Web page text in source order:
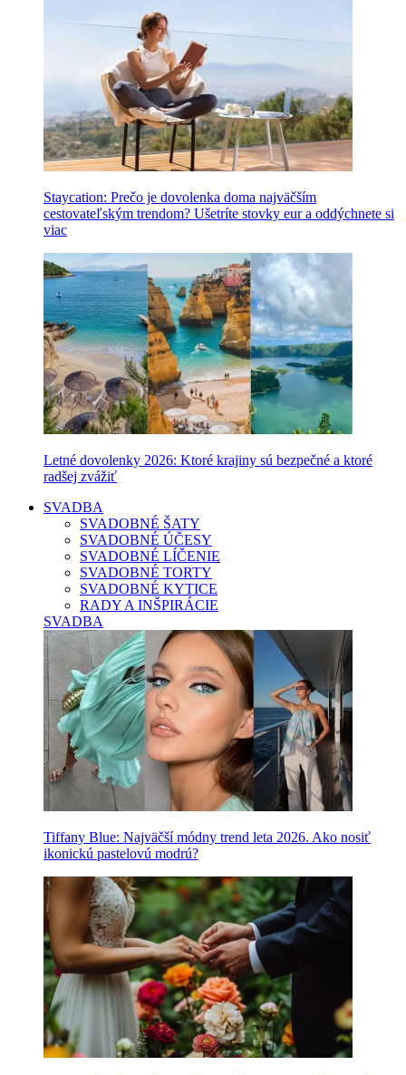
Staycation: Prečo je dovolenka doma najväčším
cestovateľským trendom? Ušetríte stovky eur a oddýchnete si
viac
Letné dovolenky 2026: Ktoré krajiny sú bezpečné a ktoré
radšej zvážiť
SVADBA
SVADOBNÉ ŠATY
SVADOBNÉ ÚČESY
SVADOBNÉ LÍČENIE
SVADOBNÉ TORTY
SVADOBNÉ KYTICE
RADY A INŠPIRÁCIE
SVADBA
Tiffany Blue: Najväčší módny trend leta 2026. Ako nosiť
ikonickú pastelovú modrú?